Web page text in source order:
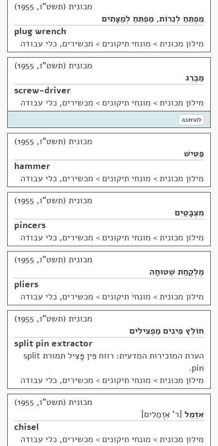
מכונית (תשט"ו, 1955)
מַפְתֵּחַ לְנֵרוֹת, מַפְתֵּחַ לְמַצָּתִים
plug wrench
מילון מכונית > מונחי תיקונים > מכשירים, כלי עבודה
מכונית (תשט"ו, 1955)
מַבְרֵג
screw-driver
מילון מכונית > מונחי תיקונים > מכשירים, כלי עבודה
להרחבה
מכונית (תשט"ו, 1955)
פַּטִּישׁ
hammer
מילון מכונית > מונחי תיקונים > מכשירים, כלי עבודה
מכונית (תשט"ו, 1955)
מִצְבָּטַיִם
pincers
מילון מכונית > מונחי תיקונים > מכשירים, כלי עבודה
מכונית (תשט"ו, 1955)
מֶלְקַחַת שְׁטוּחָה
pliers
מילון מכונית > מונחי תיקונים > מכשירים, כלי עבודה
מכונית (תשט"ו, 1955)
חוֹלֵץ פִּינִים מַפְצִילִים
split pin extractor
הערת המזכירות המדעית: רווח פִּין פָּצִיל תמורת split
pin.
מילון מכונית > מונחי תיקונים > מכשירים, כלי עבודה
מכונית (תשט"ו, 1955)
אִזְמֵל ר' אִזְמֵלִים
chisel
מילון מכונית > מונחי תיקונים > מכשירים, כלי עבודה